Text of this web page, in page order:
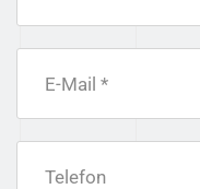
E-Mail *
Telefon